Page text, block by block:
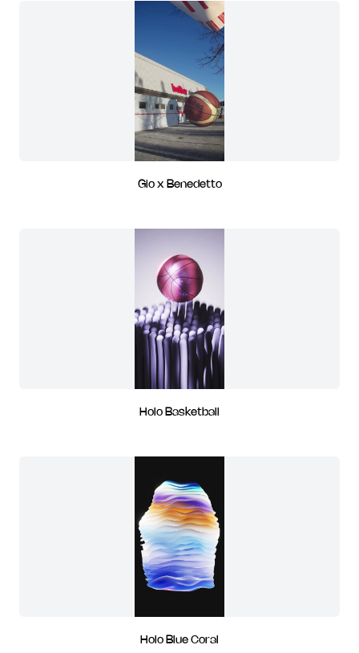
Gio x Benedetto
Holo Basketball
Holo Blue Coral